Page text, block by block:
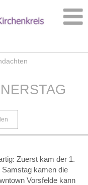
Zuerst kam der 1.
kamen die
Vorsfelde kann